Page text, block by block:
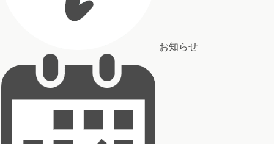
お知らせ